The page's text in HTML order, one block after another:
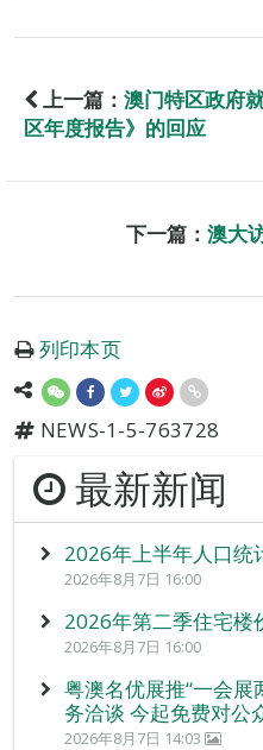
上一篇： 澳门特区政府
区年度报告》的回应
下一篇： 澳大
列印本页
NEWS-1-5-763728
最新新闻
2026年上半年人口统
2026年8月7日 16:00
2026年第二季住宅楼
2026年8月7日 16:00
粤澳名优展推“一会
务洽谈 今起免费对公
2026年8月7日 14:03